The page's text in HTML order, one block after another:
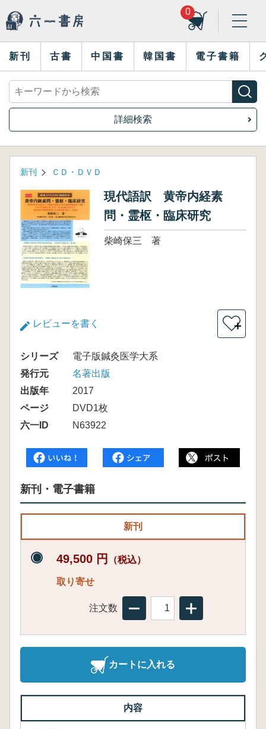
0
新刊 古書 中国書 韓国書 電子書籍
詳細検索
新刊 ＣＤ・ＤＶＤ
現代語訳 黄帝内経素
問・霊枢・臨床研究
柴崎保三 著
レビューを書く ＋
シリーズ
電子版鍼灸医学大系
発行元
名著出版
出版年
2017
ページ
DVD1枚
六一ID
N63922
新刊・電子書籍
新刊
49,500 円 （税込）
取り寄せ
注文数
カートに入れる
内容